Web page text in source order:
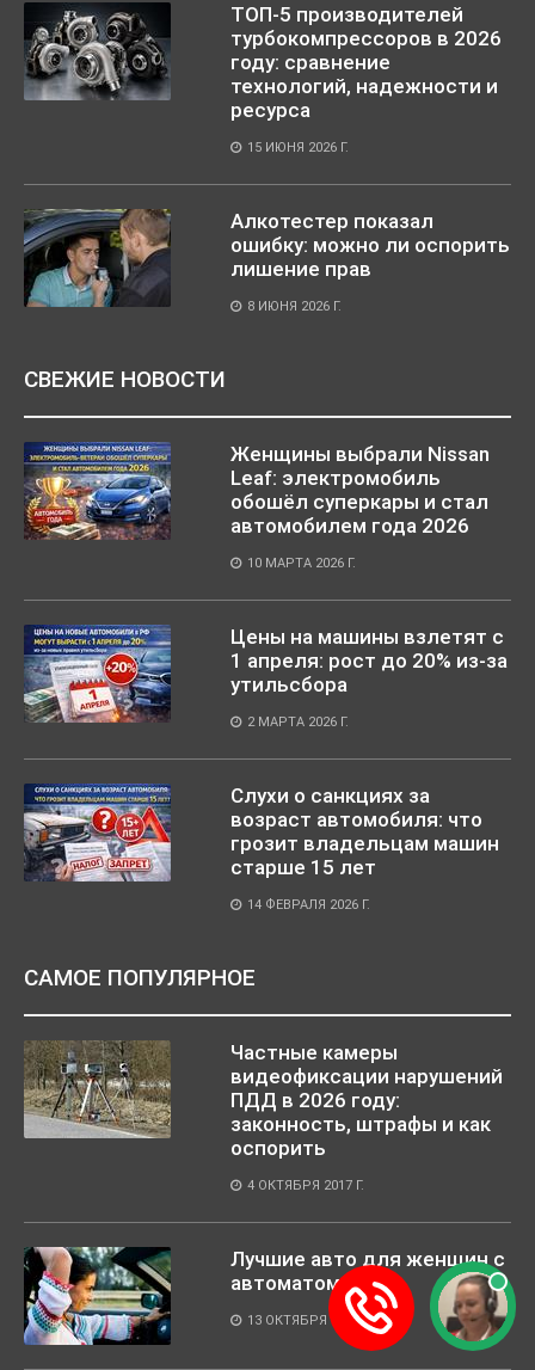
ТОП-5 производителей
турбокомпрессоров в 2026
году: сравнение
технологий, надежности и
ресурса
15 ИЮНЯ 2026 Г.
Алкотестер показал
ошибку: можно ли оспорить
лишение прав
8 ИЮНЯ 2026 Г.
СВЕЖИЕ НОВОСТИ
Женщины выбрали Nissan
Leaf: электромобиль
обошёл суперкары и стал
автомобилем года 2026
10 МАРТА 2026 Г.
Цены на машины взлетят с
1 апреля: рост до 20% из-за
утильсбора
2 МАРТА 2026 Г.
Слухи о санкциях за
возраст автомобиля: что
грозит владельцам машин
старше 15 лет
14 ФЕВРАЛЯ 2026 Г.
САМОЕ ПОПУЛЯРНОЕ
Частные камеры
видеофиксации нарушений
ПДД в 2026 году:
законность, штрафы и как
оспорить
4 ОКТЯБРЯ 2017 Г.
Лучшие авто для женщин с
автоматом
13 ОКТЯБРЯ 2017 Г.